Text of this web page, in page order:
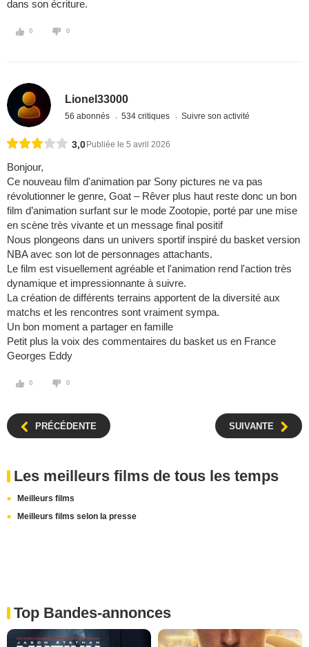
dans son écriture.
0 0
Lionel33000
56 abonnés 534 critiques Suivre son activité
3,0 Publiée le 5 avril 2026
Bonjour,
Ce nouveau film d'animation par Sony pictures ne va pas
révolutionner le genre, Goat – Rêver plus haut reste donc un bon
film d’animation surfant sur le mode Zootopie, porté par une mise
en scène très vivante et un message final positif
Nous plongeons dans un univers sportif inspiré du basket version
NBA avec son lot de personnages attachants.
Le film est visuellement agréable et l'animation rend l'action très
dynamique et impressionnante à suivre.
La création de différents terrains apportent de la diversité aux
matchs et les rencontres sont vraiment sympa.
Un bon moment a partager en famille
Petit plus la voix des commentaires du basket us en France
Georges Eddy
0 0
PRÉCÉDENTE SUIVANTE
Les meilleurs films de tous les temps
Meilleurs films
Meilleurs films selon la presse
Top Bandes-annonces